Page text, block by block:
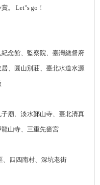
。 Let"s go！
念館、監察院、臺灣總督府
、圓山別莊、臺北水道水源
廟、淡水鄞山寺、臺北清真
山寺、三重先嗇宮
、四四南村、深坑老街